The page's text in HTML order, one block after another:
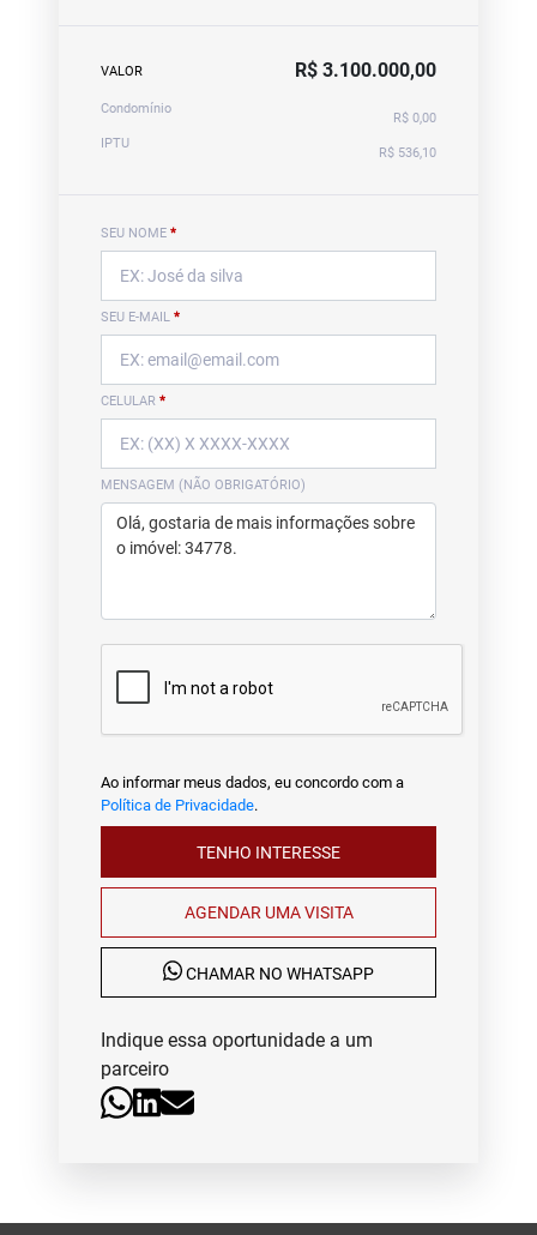
VALOR R$ 3.100.000,00
Condomínio
R$ 0,00
IPTU
R$ 536,10
SEU NOME *
SEU E-MAIL *
CELULAR *
MENSAGEM (NÃO OBRIGATÓRIO)
Ao informar meus dados, eu concordo com a
Política de Privacidade.
TENHO INTERESSE
AGENDAR UMA VISITA
CHAMAR NO WHATSAPP
Indique essa oportunidade a um
parceiro